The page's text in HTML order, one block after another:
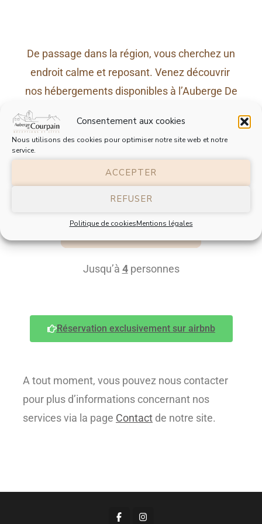
Consentement aux cookies
Nous utilisons des cookies pour optimiser notre site web et notre
service.
ACCEPTER
REFUSER
Politique de cookiesMentions légales
De passage dans la région, vous cherchez un
endroit calme et reposant. Venez découvrir
nos hébergements disponibles à l’Auberge De
Jusqu’à5Personnes
Jusqu’à 4personnes
Réservation exclusivement sur airbnb
A tout moment, vous pouvez nous contacter
pour plus d’informations concernant nos
services via la page Contact de notre site.